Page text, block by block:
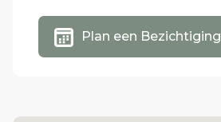
Plan een Bezichtiging